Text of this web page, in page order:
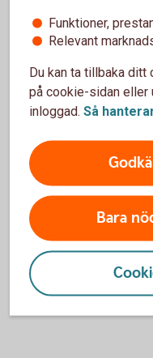
utbetalningar via fil
initiera utbetalningar
standarden
Utbetalning (konto
företag som vill ha
för utbetalningar.
Utbetalningar
Funktioner,
Relevant
Du kan ta tillbaka ditt
på cookie-sidan eller
inloggad. Så
Bara